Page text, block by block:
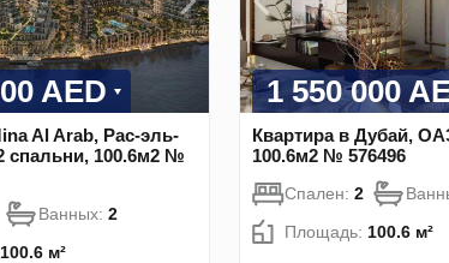
AED
Al Arab, Рас-эль-
спальни, 100.6м2 №
Ванных: 2
100.6 м²
1 550 000
Квартира в Дубай,
100.6м2 № 576496
Спален: 2
Площадь: 100.6 м²